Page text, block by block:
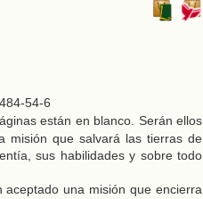
54-6
están en blanco. Serán ellos
misión que salvará las tierras de
sus habilidades y sobre todo
aceptado una misión que encierra